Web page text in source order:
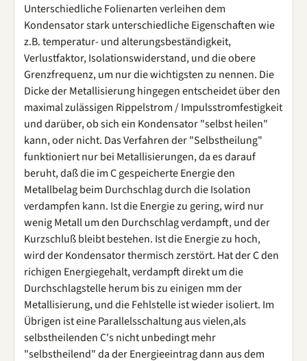
Unterschiedliche Folienarten verleihen dem
Kondensator stark unterschiedliche Eigenschaften wie
z.B. temperatur- und alterungsbeständigkeit,
Verlustfaktor, Isolationswiderstand, und die obere
Grenzfrequenz, um nur die wichtigsten zu nennen. Die
Dicke der Metallisierung hingegen entscheidet über den
maximal zulässigen Rippelstrom / Impulsstromfestigkeit
und darüber, ob sich ein Kondensator "selbst heilen"
kann, oder nicht. Das Verfahren der "Selbstheilung"
funktioniert nur bei Metallisierungen, da es darauf
beruht, daß die im C gespeicherte Energie den
Metallbelag beim Durchschlag durch die Isolation
verdampfen kann. Ist die Energie zu gering, wird nur
wenig Metall um den Durchschlag verdampft, und der
Kurzschluß bleibt bestehen. Ist die Energie zu hoch,
wird der Kondensator thermisch zerstört. Hat der C den
richigen Energiegehalt, verdampft direkt um die
Durchschlagstelle herum bis zu einigen mm der
Metallisierung, und die Fehlstelle ist wieder isoliert. Im
Übrigen ist eine Parallelsschaltung aus vielen,als
selbstheilenden C's nicht unbedingt mehr
"selbstheilend" da der Energieeintrag dann aus dem